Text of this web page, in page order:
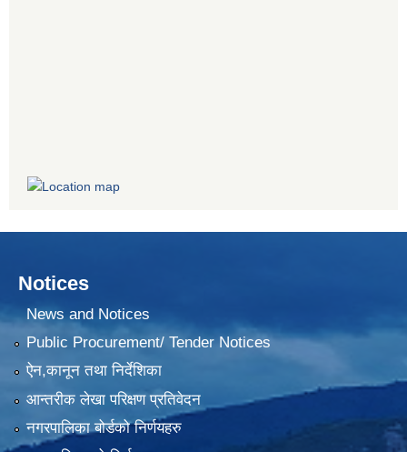
Notices
News and Notices
Public Procurement/ Tender Notices
ऐन,कानून तथा निर्देशिका
आन्तरीक लेखा परिक्षण प्रतिवेदन
नगरपालिका बोर्डको निर्णयहरु